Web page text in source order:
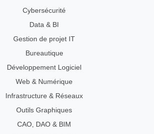
Cybersécurité
Data & BI
Gestion de projet IT
Bureautique
Développement Logiciel
Web & Numérique
Infrastructure & Réseaux
Outils Graphiques
CAO, DAO & BIM